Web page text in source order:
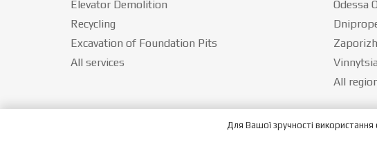
Elevator Demolition
Recycling
Excavation of Foundation Pits
All services
Odessa
All
Для Вашої зручності